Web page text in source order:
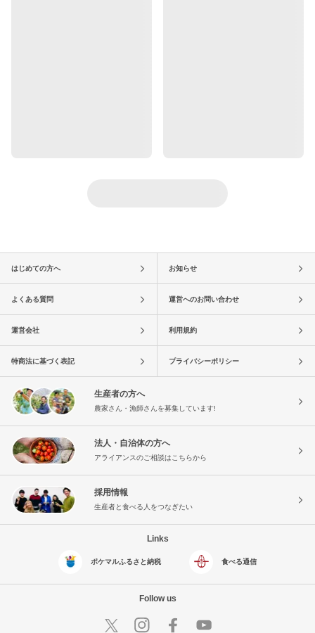
はじめての方へ お知らせ
よくある質問 運営へのお問い合わせ
運営会社 利用規約
特商法に基づく表記 プライバシーポリシー
生産者の方へ
農家さん・漁師さんを募集しています!
法人・自治体の方へ
アライアンスのご相談はこちらから
採用情報
生産者と食べる人をつなぎたい
Links
ポケマルふるさと納税 食べる通信
Follow us